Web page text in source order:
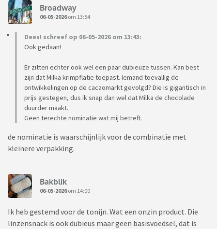
Broadway
06-05-2026om 13:54
Dees! schreef op 06-05-2026 om 13:43:
Ook gedaan!
Er zitten echter ook wel een paar dubieuze tussen. Kan best
zijn dat Milka krimpflatie toepast. Iemand toevallig de
ontwikkelingen op de cacaomarkt gevolgd? Die is gigantisch in
prijs gestegen, dus ik snap dan wel dat Milka de chocolade
duurder maakt.
Geen terechte nominatie wat mij betreft.
de nominatie is waarschijnlijk voor de combinatie met
kleinere verpakking.
Bakblik
06-05-2026om 14:00
Ik heb gestemd voor de tonijn. Wat een onzin product. Die
linzensnack is ook dubieus maar geen basisvoedsel, dat is